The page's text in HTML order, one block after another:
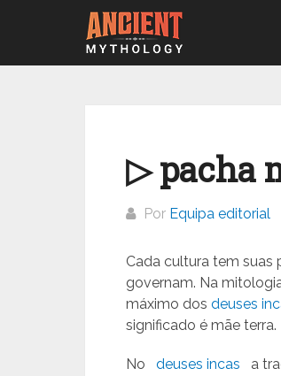
▷ pacha
Por Equipa editorial
Cada cultura tem suas
governam. Na
máximo dos deuses
significado é mãe terra.
No deuses incas a